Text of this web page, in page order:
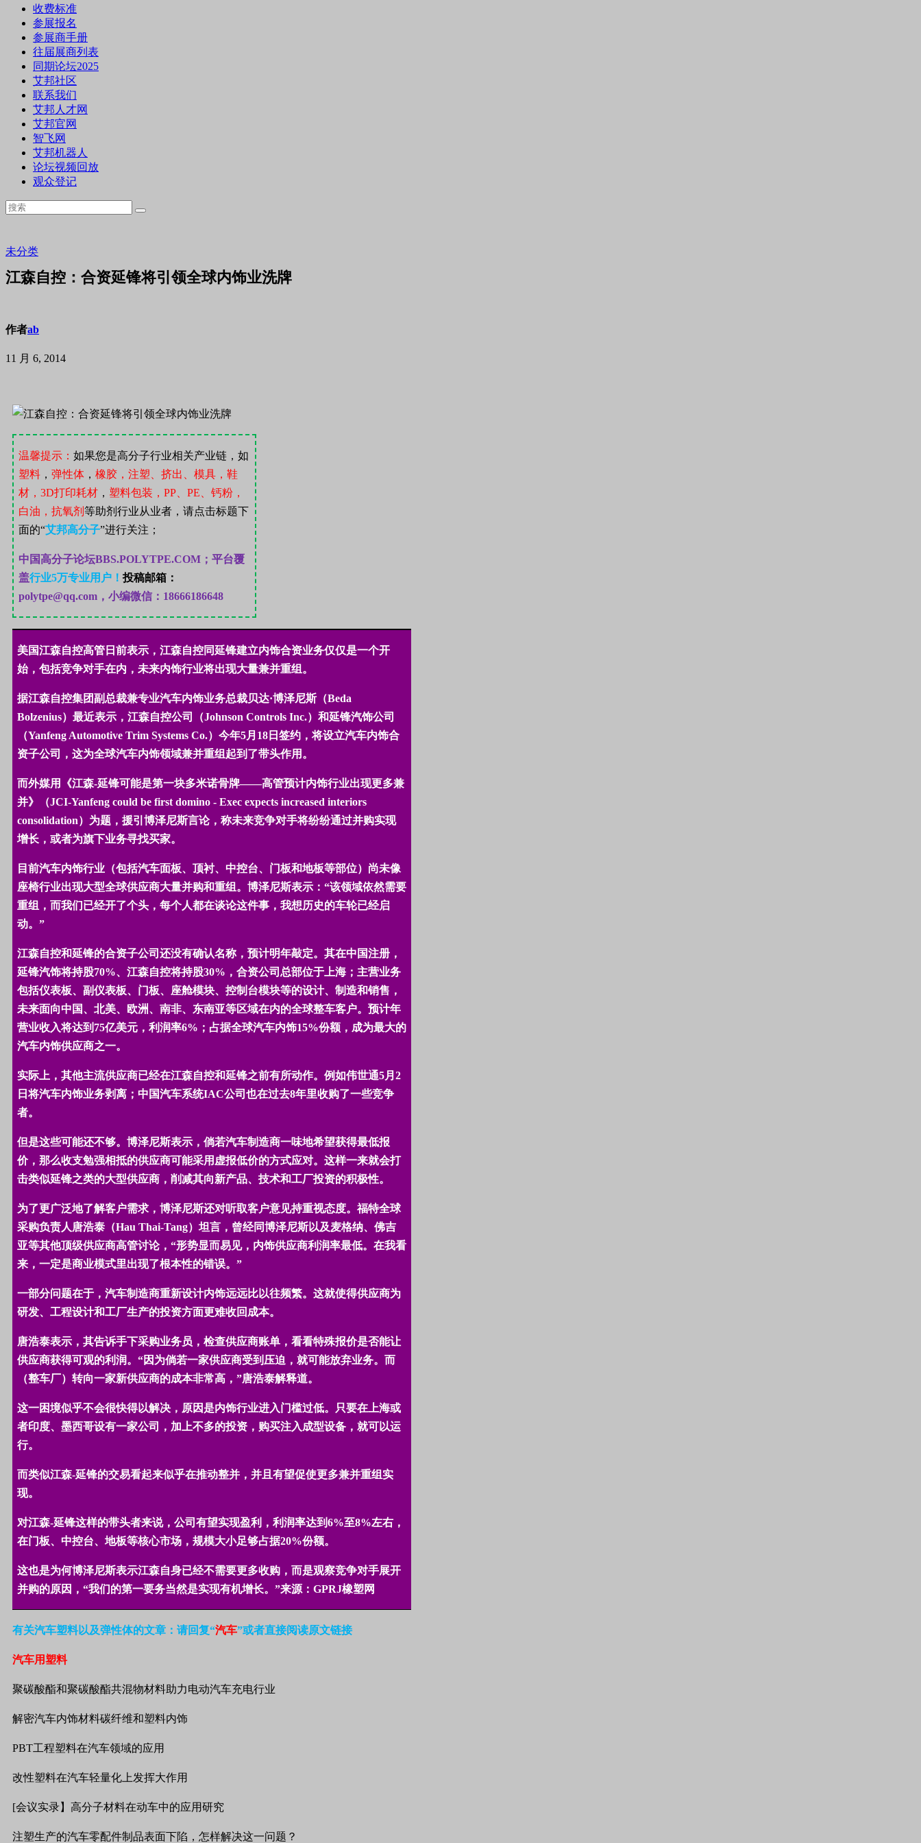
收费标准
参展报名
参展商手册
往届展商列表
同期论坛2025
艾邦社区
联系我们
艾邦人才网
艾邦官网
智飞网
艾邦机器人
论坛视频回放
观众登记
未分类
江森自控：合资延锋将引领全球内饰业洗牌
作者ab
11 月 6, 2014
温馨提示： 如果您是高分子行业相关产业链，如
塑料 ， 弹性体 ， 橡胶，注塑、挤出、模具，鞋
材， 3D打印耗材 ， 塑料包装， PP PE 、钙粉，
白油，抗氧剂 等助剂行业从业者，请点击标题下
面的“艾邦高分子”进行关注；
中国高分子论坛BBS.POLYTPE.COM； 平台覆
盖行业5万专业用户！ 投稿邮箱：
polytpe@qq.com， 小编微信：18666186648
美国江森自控高管日前表示，江森自控同延锋建立内饰合资业务仅仅是一个开
始，包括竞争对手在内，未来内饰行业将出现大量兼并重组。
据江森自控集团副总裁兼专业汽车内饰业务总裁贝达·博泽尼斯（Beda
Bolzenius）最近表示，江森自控公司（Johnson Controls Inc.）和延锋汽饰公司
（Yanfeng Automotive Trim Systems Co.）今年5月 18 日签约，将设立汽车内饰合
资子公司，这为全球汽车内饰领域兼并重组起到了带头作用。
而外媒用《江森-延锋可能是第一块多米诺骨牌——高管预计内饰行业出现更多兼
并》（JCI-Yanfeng could be first domino - Exec expects increased interiors
consolidation）为题，援引博泽尼斯言论，称未来竞争对手将纷纷通过并购实现
增长，或者为旗下业务寻找买家。
目前汽车内饰行业（包括汽车面板、顶衬、中控台、门板和地板等部位）尚未像
座椅行业出现大型全球供应商大量并购和重组。博泽尼斯表示：“该领域依然需要
重组，而我们已经开了个头，每个人都在谈论这件事，我想历史的车轮已经启
动。”
江森自控和延锋的合资子公司还没有确认名称，预计明年敲定。其在中国注册，
延锋汽饰将持股70%、江森自控将持股30% ，合资公司总部位于上海；主营业务
包括仪表板、副仪表板、门板、座舱模块、控制台模块等的设计、制造和销售，
未来面向中国、北美、欧洲、南非、东南亚等区域在内的全球整车客户。预计年
营业收入将达到 75亿美元，利润率6% ；占据全球汽车内饰15%份额，成为最大的
汽车内饰供应商之一。
实际上，其他主流供应商已经在江森自控和延锋之前有所动作。例如伟世通5月 2
日将汽车内饰业务剥离；中国汽车系统IAC公司也在过去8年里收购了一些竞争
者。
但是这些可能还不够。博泽尼斯表示，倘若汽车制造商一味地希望获得最低报
价，那么收支勉强相抵的供应商可能采用虚报低价的方式应对。这样一来就会打
击类似延锋之类的大型供应商，削减其向新产品、技术和工厂投资的积极性。
为了更广泛地了解客户需求，博泽尼斯还对听取客户意见持重视态度。福特全球
采购负责人唐浩泰（Hau Thai-Tang）坦言，曾经同博泽尼斯以及麦格纳、佛吉
亚等其他顶级供应商高管讨论，“形势显而易见，内饰供应商利润率最低。在我看
来，一定是商业模式里出现了根本性的错误。”
一部分问题在于，汽车制造商重新设计内饰远远比以往频繁。这就使得供应商为
研发、工程设计和工厂生产的投资方面更难收回成本。
唐浩泰表示，其告诉手下采购业务员，检查供应商账单，看看特殊报价是否能让
供应商获得可观的利润。“因为倘若一家供应商受到压迫，就可能放弃业务。而
（整车厂）转向一家新供应商的成本非常高，”唐浩泰解释道。
这一困境似乎不会很快得以解决，原因是内饰行业进入门槛过低。只要在上海或
者印度、墨西哥设有一家公司，加上不多的投资，购买注入成型设备，就可以运
行。
而类似江森-延锋的交易看起来似乎在推动整并，并且有望促使更多兼并重组实
现。
对江森-延锋这样的带头者来说，公司有望实现盈利，利润率达到6%至8%左右，
在门板、中控台、地板等核心市场，规模大小足够占据20%份额。
这也是为何博泽尼斯表示江森自身已经不需要更多收购，而是观察竞争对手展开
并购的原因，“我们的第一要务当然是实现有机增长。”来源： GPRJ橡塑网
有关汽车塑料以及弹性体的文章：请回复“汽车”或者直接阅读原文链接
汽车用塑料
聚碳酸酯和聚碳酸酯共混物材料助力电动汽车充电行业
解密汽车内饰材料碳纤维和塑料内饰
PBT工程塑料在汽车领域的应用
改性塑料在汽车轻量化上发挥大作用
[会议实录】高分子材料在动车中的应用研究
注塑生产的汽车零配件制品表面下陷，怎样解决这一问题？